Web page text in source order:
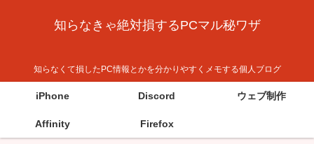
知らなきゃ絶対損するPCマル秘ワザ
知らなくて損したPC情報とかを分かりやすくメモする個人ブログ
iPhone Discord ウェブ制作
Affinity Firefox